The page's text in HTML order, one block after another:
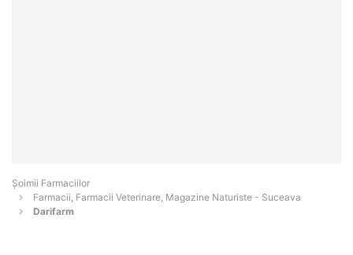
Şoimii Farmaciilor
Farmacii, Farmacii Veterinare, Magazine Naturiste - Suceava
Darifarm